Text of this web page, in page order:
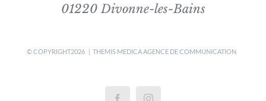
01220 Divonne-les-Bains
© COPYRIGHT2026 | THEMIS MEDICAAGENCE DE COMMUNICATION